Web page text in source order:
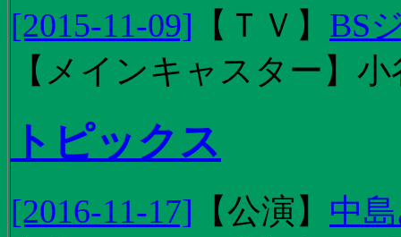
[2015-11-09] 【 ＴＶ 】 BS
【メインキャスター】
トピックス
[2016-11-17] 【公演 】 中